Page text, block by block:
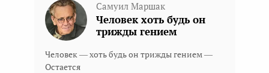
Самуил Маршак
Человек хоть будь он
трижды гением
Человек — хоть будь он трижды гением —
Остается